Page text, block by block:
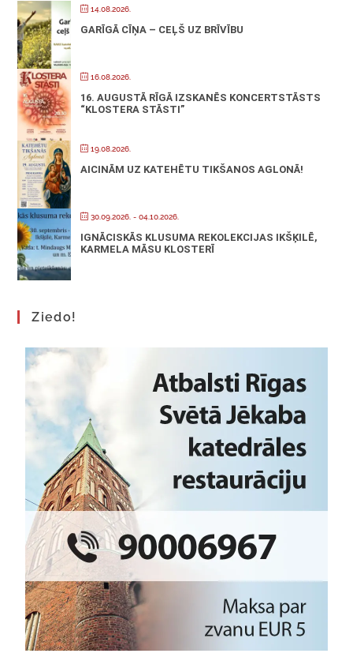
14.08.2026.
GARĪGĀ CĪŅA – CEĻŠ UZ BRĪVĪBU
16.08.2026.
16. AUGUSTĀ RĪGĀ IZSKANĒS KONCERTSTĀSTS
“KLOSTERA STĀSTI”
19.08.2026.
AICINĀM UZ KATEHĒTU TIKŠANOS AGLONĀ!
30.09.2026. - 04.10.2026.
IGNĀCISKĀS KLUSUMA REKOLEKCIJAS IKŠĶILĒ,
KARMELA MĀSU KLOSTERĪ
Ziedo!